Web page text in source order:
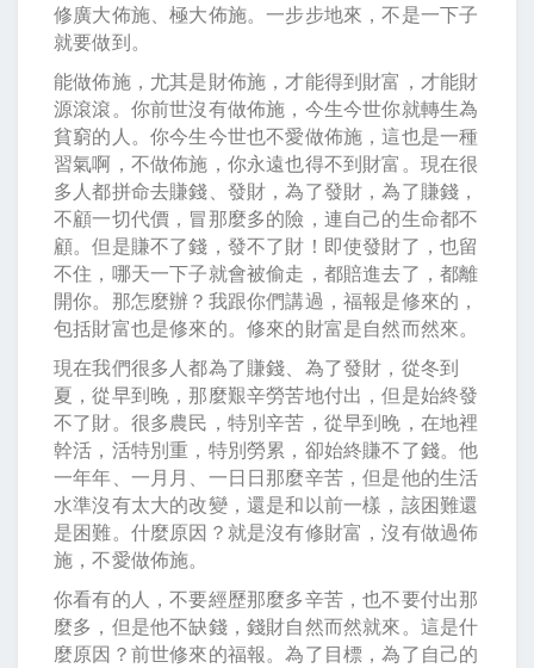
修廣大佈施、極大佈施。一步步地來，不是一下子
就要做到。
能做佈施，尤其是財佈施，才能得到財富，才能財
源滾滾。你前世沒有做佈施，今生今世你就轉生為
貧窮的人。你今生今世也不愛做佈施，這也是一種
習氣啊，不做佈施，你永遠也得不到財富。現在很
多人都拼命去賺錢、發財，為了發財，為了賺錢，
不顧一切代價，冒那麼多的險，連自己的生命都不
顧。但是賺不了錢，發不了財！即使發財了，也留
不住，哪天一下子就會被偷走，都賠進去了，都離
開你。那怎麼辦？我跟你們講過，福報是修來的，
包括財富也是修來的。修來的財富是自然而然來。
現在我們很多人都為了賺錢、為了發財，從冬到
夏，從早到晚，那麼艱辛勞苦地付出，但是始終發
不了財。很多農民，特別辛苦，從早到晚，在地裡
幹活，活特別重，特別勞累，卻始終賺不了錢。他
一年年、一月月、一日日那麼辛苦，但是他的生活
水準沒有太大的改變，還是和以前一樣，該困難還
是困難。什麼原因？就是沒有修財富，沒有做過佈
施，不愛做佈施。
你看有的人，不要經歷那麼多辛苦，也不要付出那
麼多，但是他不缺錢，錢財自然而然就來。這是什
麼原因？前世修來的福報。為了目標，為了自己的